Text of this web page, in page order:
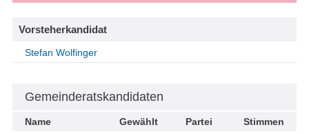
Vorsteherkandidat
Stefan Wolfinger
Gemeinderatskandidaten
Name Gewählt Partei Stimmen